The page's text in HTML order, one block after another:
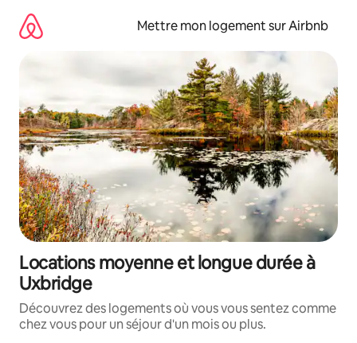
directement
Mettre mon logement sur Airbnb
Locations moyenne et longue durée à
Uxbridge
Découvrez des logements où vous vous sentez comme
chez vous pour un séjour d'un mois ou plus.